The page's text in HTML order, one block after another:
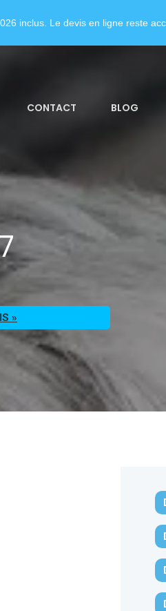
CONTACT BLOG
»
inclus. Le devis en ligne reste